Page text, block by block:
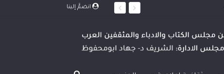
انضمَّ إلينا